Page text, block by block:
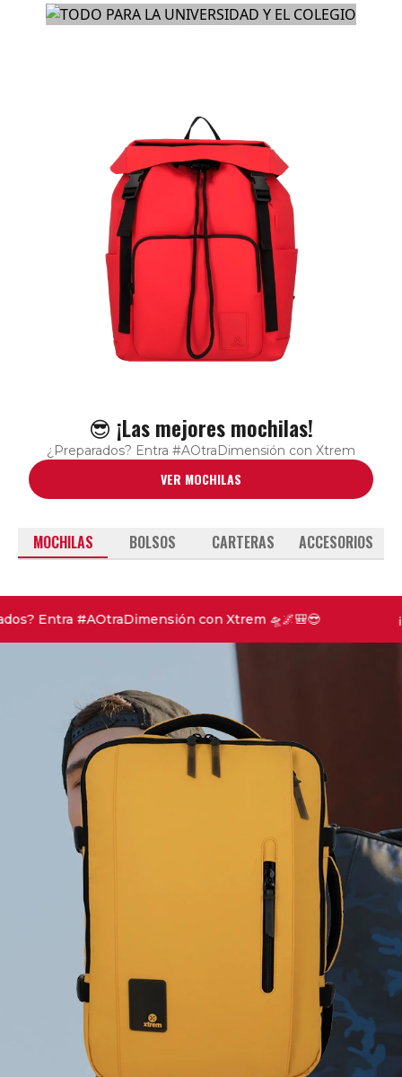
😎 ¡Las mejores mochilas!
¿Preparados? Entra #AOtraDimensión con Xtrem
VER MOCHILAS
MOCHILAS BOLSOS CARTERAS ACCESORIOS
Entra #AOtraDimensión con Xtrem 🛸🌌🎒😎